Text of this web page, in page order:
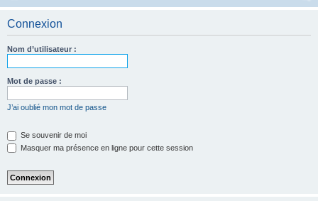
Connexion
Nom d’utilisateur :
Mot de passe :
J’ai oublié mon mot de passe
Se souvenir de moi
Masquer ma présence en ligne pour cette session